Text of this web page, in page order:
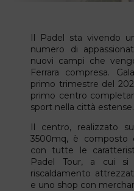
Il Padel sta vivendo
numero di
nuovi campi che
Ferrara compresa.
primo trimestre del
primo centro
sport nella città estense.
Il centro, realizzato
3500mq, è composto
con tutte le
Padel Tour, a cui si
riscaldamento
e uno shop con